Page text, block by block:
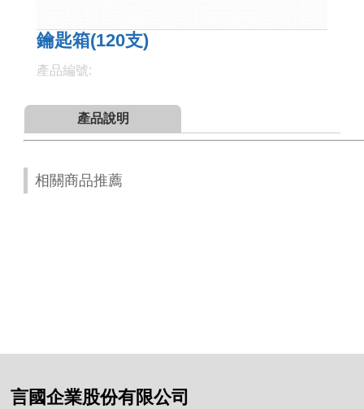
鑰匙箱(120支)
產品編號:
產品說明
相關商品推薦
言國企業股份有限公司